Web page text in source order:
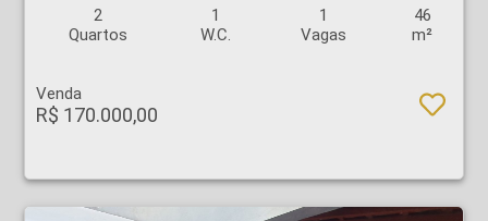
2
Quartos
1
W.C.
1
Vagas
46
m²
Venda
R$ 170.000,00